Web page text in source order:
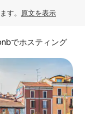
す。 原文を表示
でホスティング